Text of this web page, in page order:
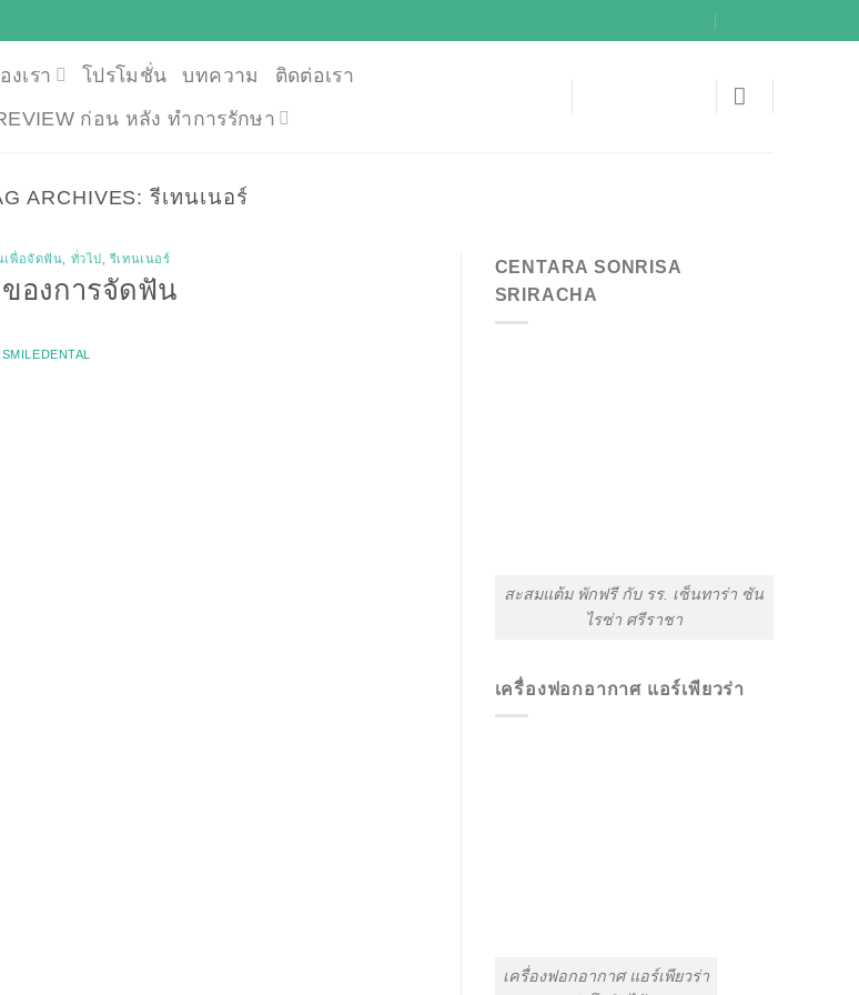
งเรา โปรโมชั่น บทความ
ติดต่อเรา
ก่อน หลัง ทำการรักษา
ARCHIVES:รีเทนเนอร์
เพื่อจัดฟัน ทั่วไป รีเทนเนอร์
องการจัดฟัน
CENTARA SONRISA
SRIRACHA
สะสมแต้ม พักฟรี กับ รร. เซ็นทาร่า ซัน
ไรซ่า ศรีราชา
เครื่องฟอกอากาศ แอร์เพียวร่า
เครื่องฟอกอากาศ แอร์เพียวร่า